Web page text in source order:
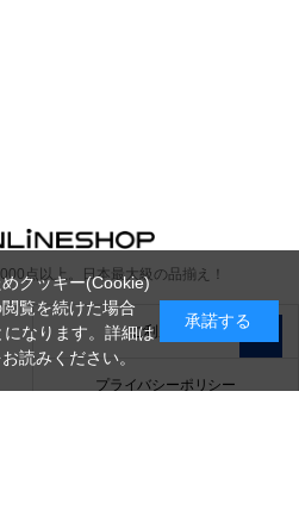
点以上。 日本最大級の品揃え！
ご利用規約
プライバシーポリシー
クッキー(Cookie)
覧を続けた場合
なります。詳細は
読みください。
承諾する